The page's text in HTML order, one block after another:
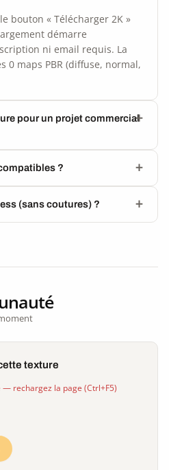
bouton « Télécharger 2K »
démarre
ni email requis. La
0 maps PBR (diffuse, normal,
pour un projet commercial
?
(sans coutures) ?
texture
rechargez la page (Ctrl+F5)